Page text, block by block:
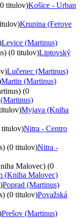
titulov)Košice - Urban
Krupina (Ferove
Levice (Martinus)
(0 titulov)Liptovský
Lučenec (Martinus)
Martin (Martinus)
(0
Myjava (Kniha
titulov)Nitra - Centro
(0 titulov)Nitra -
Malovec) (0
(Kniha Malovec)
Poprad (Martinus)
(0 titulov)Považská
Prešov (Martinus)